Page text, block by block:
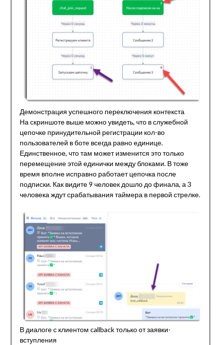
Демонстрация успешного переключения контекста
На скриншоте выше можно увидеть, что в служебной
цепочке принудительной регистрации кол-во
пользователей в боте всегда равно единице.
Единственное, что там может изменится это только
перемещение этой единички между блоками. В тоже
время вполне исправно работает цепочка после
подписки. Как видите 9 человек дошло до финала, а 3
человека ждут срабатывания таймера в первой стрелке.
В диалоге с клиентом callback только от заявки-
вступления